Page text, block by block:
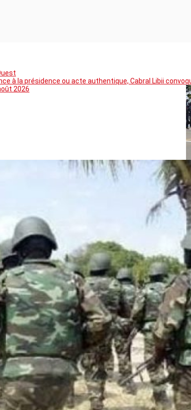
à la présidence ou acte authentique, Cabral Libii
2026